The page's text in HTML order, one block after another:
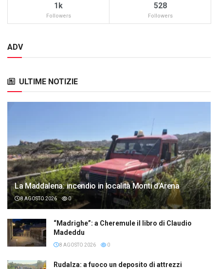
1k
Followers
528
Followers
ADV
ULTIME NOTIZIE
La Maddalena: incendio in località Monti d’Arena
8 AGOSTO 2026 0
“Madrighe”: a Cheremule il libro di Claudio
Madeddu
8 AGOSTO 2026 0
Rudalza: a fuoco un deposito di attrezzi